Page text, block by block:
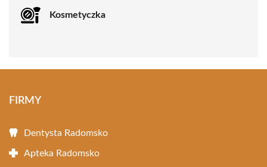
Kosmetyczka
FIRMY
Dentysta Radomsko
Apteka Radomsko